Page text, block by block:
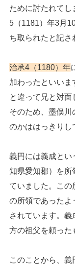
ために討たれてし
5（1181）年3月
ち取られたと記さ
治承4（1180）年
加わったといいま
と違って兄と対面
そのため、墨俣川
のかははっきりし
義円には義成とい
知県愛知郡）を所
ていました。こ
の所領であったよ
されています。
方の祖父を頼った
このことから、